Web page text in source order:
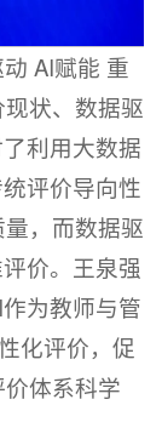
AI赋能 重
状、数据驱
利用大数据
评价导向性
，而数据驱
价。王泉强
为教师与管
化评价，促
体系科学